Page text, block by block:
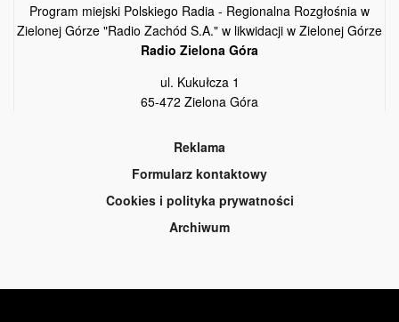
Program miejski Polskiego Radia - Regionalna Rozgłośnia w
Zielonej Górze "Radio Zachód S.A." w likwidacji w Zielonej Górze
Radio Zielona Góra
ul. Kukułcza 1
65-472 Zielona Góra
Reklama
Formularz kontaktowy
Cookies i polityka prywatności
Archiwum